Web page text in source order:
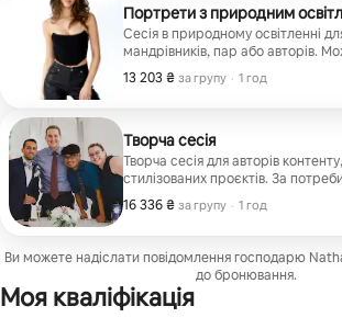
Портрети з природним
Сесія в природному освітленні
мандрівників, пар або авторів.
додаткові архітектурні знімки. |
13 203 ₴ за групу
13 203 ₴ за групу
, · 1 год
Творча сесія
Творча сесія для авторів
стилізованих проєктів. За
архітектурні знімки.
16 336 ₴ за групу
16 336 ₴ за групу
, · 1 год
Ви можете надіслати повідомлення господарю
до бронювання.
Моя кваліфікація